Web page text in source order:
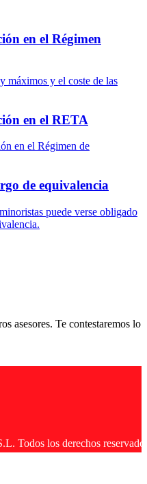
en el Régimen
máximos y el coste de las
en el RETA
en el Régimen de
de equivalencia
puede verse obligado
asesores. Te contestaremos lo
los derechos reservados.